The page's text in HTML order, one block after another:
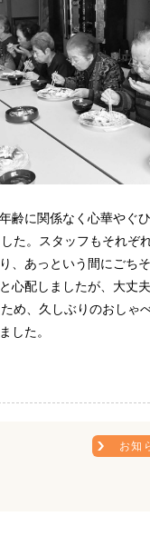
齢に関係なく心華やぐ
た。スタッフもそれぞ
、あっという間にごち
心配しましたが、大丈夫
め、久しぶりのおしゃ
した。
お知